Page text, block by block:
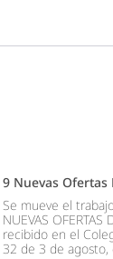
9 Nuevas Ofertas
Se mueve el
NUEVAS OFERTAS
recibido en el
32 de 3 de agosto,